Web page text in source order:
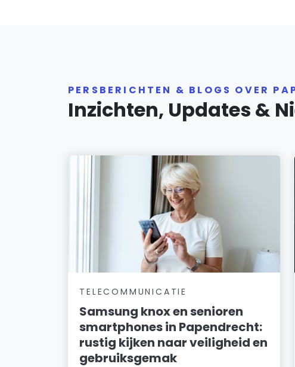
PERSBERICHTEN & BLOGS OVER
Inzichten, Updates &
TELECOMMUNICATIE
Samsung knox en senioren
smartphones in Papendrecht:
rustig kijken naar veiligheid en
gebruiksgemak